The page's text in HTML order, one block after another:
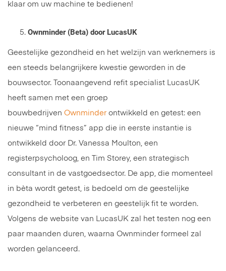
klaar om uw machine te bedienen!
Ownminder (Beta) door LucasUK
Geestelijke gezondheid en het welzijn van werknemers is
een steeds belangrijkere kwestie geworden in de
bouwsector. Toonaangevend refit specialist LucasUK
heeft samen met een groep
bouwbedrijven Ownminder ontwikkeld en getest: een
nieuwe “mind fitness” app die in eerste instantie is
ontwikkeld door Dr. Vanessa Moulton, een
registerpsycholoog, en Tim Storey, een strategisch
consultant in de vastgoedsector. De app, die momenteel
in bèta wordt getest, is bedoeld om de geestelijke
gezondheid te verbeteren en geestelijk fit te worden.
Volgens de website van LucasUK zal het testen nog een
paar maanden duren, waarna Ownminder formeel zal
worden gelanceerd.